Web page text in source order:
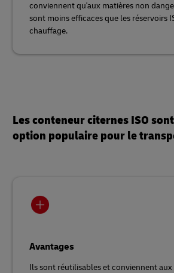
conviennent qu'aux matières non
sont moins efficaces que les réservoirs
chauffage.
Les conteneur citernes ISO
option populaire pour le
Avantages
Ils sont réutilisables et conviennent aux